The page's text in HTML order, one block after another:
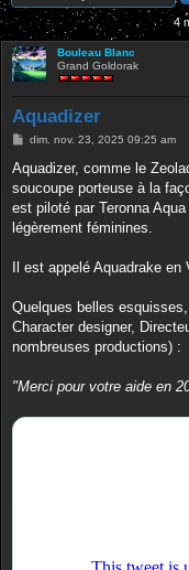
4
Bouleau Blanc
Grand Goldorak
Aquadizer
M
s
s
a
g
dim. nov. 23, 2025 09:25 am
Aquadizer, comme le
soucoupe porteuse à la
est piloté par Teronna
légèrement féminines.
Il est appelé Aquadrake
Quelques belles
Character designer,
nombreuses productions) :
"Merci pour votre aide en